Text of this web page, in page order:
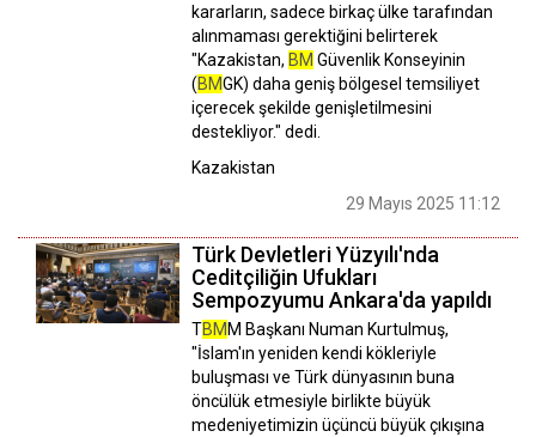
kararların, sadece birkaç ülke tarafından
alınmaması gerektiğini belirterek
"Kazakistan, BM Güvenlik Konseyinin
(BMGK) daha geniş bölgesel temsiliyet
içerecek şekilde genişletilmesini
destekliyor." dedi.
Kazakistan
29 Mayıs 2025 11:12
Türk Devletleri Yüzyılı'nda
Ceditçiliğin Ufukları
Sempozyumu Ankara'da yapıldı
TBM M Başkanı Numan Kurtulmuş,
"İslam'ın yeniden kendi kökleriyle
buluşması ve Türk dünyasının buna
öncülük etmesiyle birlikte büyük
medeniyetimizin üçüncü büyük çıkışına